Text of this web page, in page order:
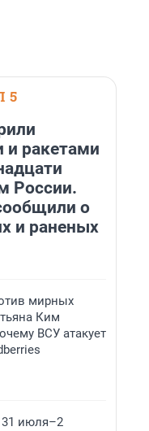
5
и ракетами
России.
о
и раненых
мирных
Ким
ВСУ атакует
31 июля–2